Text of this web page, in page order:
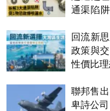
通渠陷
回流新
政策與
性價比
聯邦售
卑詩公